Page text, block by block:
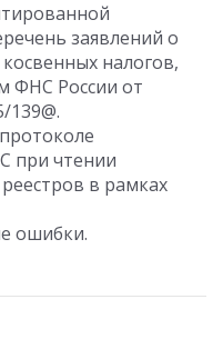
заявлений о
налогов,
ФНС России от
при чтении
в рамках
ошибки.